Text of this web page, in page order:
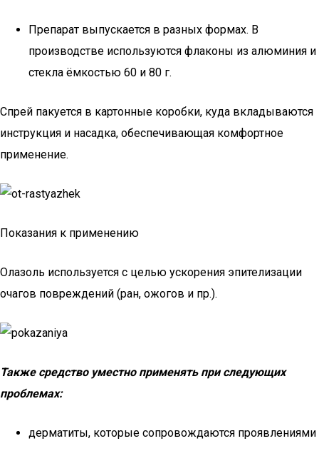
Препарат выпускается в разных формах. В
производстве используются флаконы из алюминия и
стекла ёмкостью 60 и 80 г.
Спрей пакуется в картонные коробки, куда вкладываются
инструкция и насадка, обеспечивающая комфортное
применение.
Показания к применению
Олазоль используется с целью ускорения эпителизации
очагов повреждений (ран, ожогов и пр.).
Также средство уместно применять при следующих
проблемах:
дерматиты, которые сопровождаются проявлениями